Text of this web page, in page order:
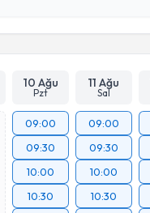
Takvim Talebini Gönder
10 Ağu
Pzt
11 Ağu
Sal
09:00
09:30
10:00
10:30
09:00
09:30
10:00
10:30